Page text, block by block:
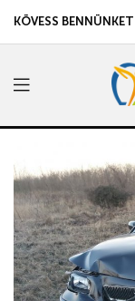
KÖVESS BENNÜNKET